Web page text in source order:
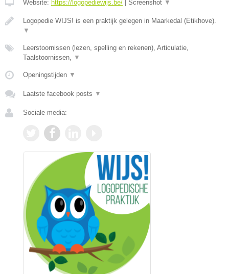
Website: https://logopediewijs.be/ Screenshot ▼
Logopedie WIJS! is een praktijk gelegen in Maarkedal (Etikhove).
▼
Leerstoornissen (lezen, spelling en rekenen), Articulatie,
Taalstoornissen, ▼
Openingstijden ▼
Laatste facebook posts ▼
Sociale media: